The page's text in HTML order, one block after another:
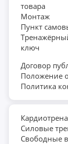
товара
Монтаж
Пункт
ключ
Договор
Положение
Политика
Силовые
Свободные